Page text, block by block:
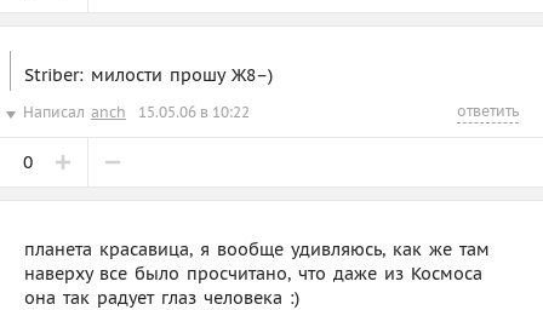
Striber: милости прошу Ж8–)
Написал anch 15.05.06 в 10:22 ответить
0
планета красавица, я вообще удивляюсь, как же там
наверху все было просчитано, что даже из Космоса
она так радует глаз человека :)